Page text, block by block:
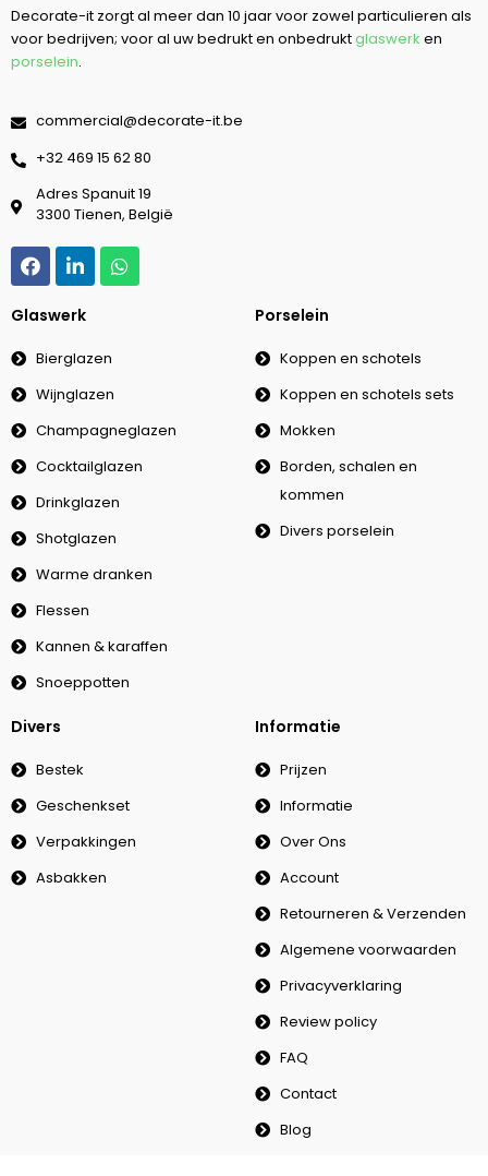
Decorate-it zorgt al meer dan 10 jaar voor zowel particulieren als
voor bedrijven; voor al uw bedrukt en onbedruktglaswerk en
porselein.
commercial@decorate-it.be
‭+32 469 15 62 80‬
Adres Spanuit 19
3300 Tienen, België
Glaswerk
Bierglazen
Wijnglazen
Champagneglazen
Cocktailglazen
Drinkglazen
Shotglazen
Warme dranken
Flessen
Kannen & karaffen
Snoeppotten
Porselein
Koppen en schotels
Koppen en schotels sets
Mokken
Borden, schalen en
kommen
Divers porselein
Divers
Bestek
Geschenkset
Verpakkingen
Asbakken
Informatie
Prijzen
Informatie
Over Ons
Account
Retourneren & Verzenden
Algemene voorwaarden
Privacyverklaring
Review policy
FAQ
Contact
Blog